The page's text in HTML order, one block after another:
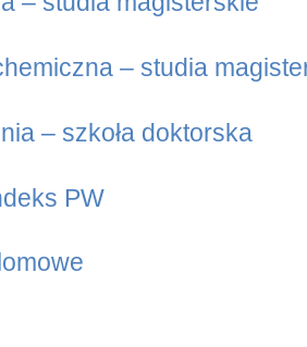
– studia
– szkoła doktorska
PW